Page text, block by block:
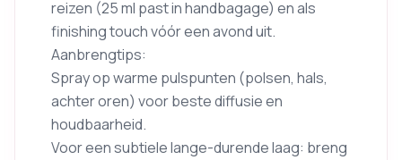
reizen (25 ml past in handbagage) en als
finishing touch vóór een avond uit.
Aanbrengtips:
Spray op warme pulspunten (polsen, hals,
achter oren) voor beste diffusie en
houdbaarheid.
Voor een subtiele lange-durende laag: breng